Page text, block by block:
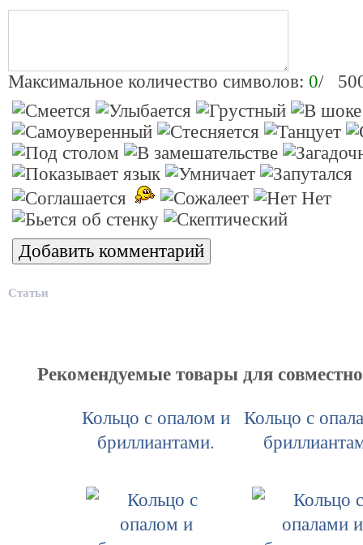
Максимальное количество символов: 0/
Статьи
Рекомендуемые товары для
Кольцо с опалом и
бриллиантами.
Кольцо с